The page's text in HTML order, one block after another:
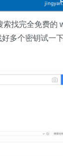
找完全免费的
多个密钥试一